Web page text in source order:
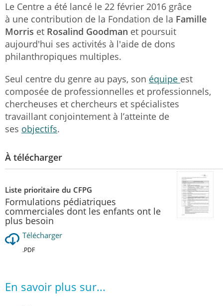
Le Centre a été lancé le 22 février 2016 grâce
à une contribution de la Fondation de la Famille
Morris et Rosalind Goodman et poursuit
aujourd'hui ses activités à l'aide de dons
philanthropiques multiples.
Seul centre du genre au pays, son équipe est
composée de professionnelles et professionnels,
chercheuses et chercheurs et spécialistes
travaillant conjointement à l’atteinte de
ses objectifs.
À télécharger
Liste prioritaire du CFPG
Formulations pédiatriques
commerciales dont les enfants ont le
plus besoin
Télécharger
.PDF
En savoir plus sur...